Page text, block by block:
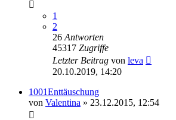
1
2
26 Antworten
45317 Zugriffe
Letzter Beitrag von leva
20.10.2019, 14:20
1001Enttäuschung
von Valentina » 23.12.2015, 12:54